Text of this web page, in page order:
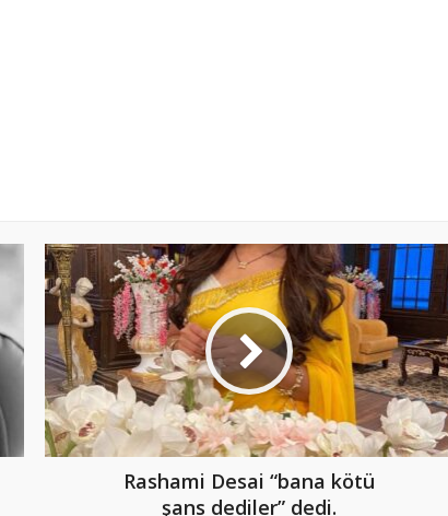
Rashami Desai “bana kötü
şans dediler” dedi.